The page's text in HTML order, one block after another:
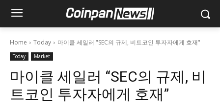
Home Today 마이클 세일러 "SEC의 규제, 비트코인 투자자에게 호재"
Today Market
마이클 세일러 “SEC의 규제, 비
트코인 투자자에게 호재”